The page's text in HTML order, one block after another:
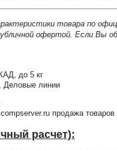
товара по
офертой. Если Вы
до 5 кг
Деловые линии
продажа
расчет):